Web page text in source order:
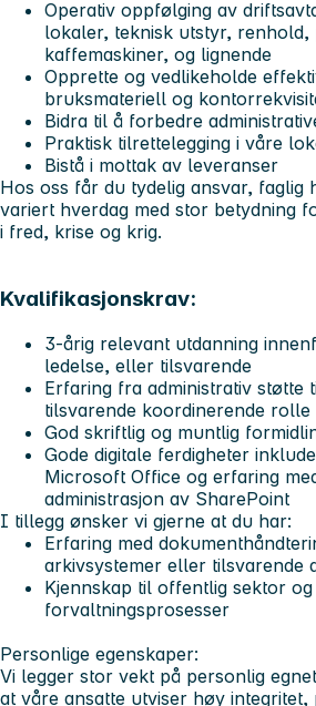
Operativ oppfølging av
lokaler, teknisk utstyr, renhold,
kaffemaskiner, og lignende
Opprette og vedlikeholde
bruksmateriell og
Bidra til å forbedre
Praktisk tilrettelegging i våre
Bistå i mottak av leveranser
Hos oss får du tydelig ansvar, faglig
variert hverdag med stor betydning
i fred, krise og krig.
Kvalifikasjonskrav:
3-årig relevant utdanning
ledelse, eller tilsvarende
Erfaring fra administrativ støtte
tilsvarende koordinerende rolle
God skriftlig og muntlig
Gode digitale ferdigheter
Microsoft Office og erfaring
administrasjon av SharePoint
I tillegg ønsker vi gjerne at du har:
Erfaring med
arkivsystemer eller tilsvarende
Kjennskap til offentlig sektor og
forvaltningsprosesser
Personlige egenskaper:
Vi legger stor vekt på personlig
at våre ansatte utviser høy integritet,